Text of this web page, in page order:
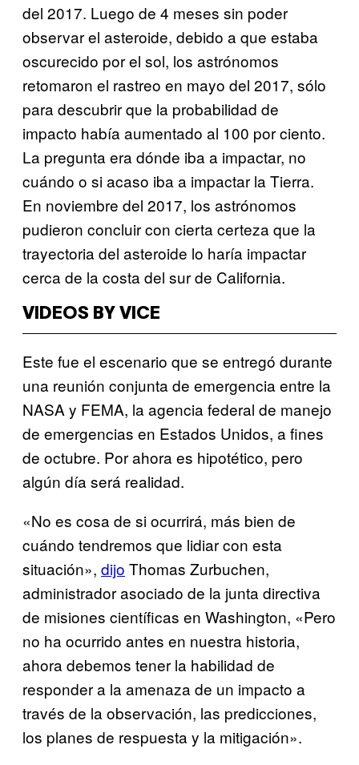
del 2017. Luego de 4 meses sin poder
observar el asteroide, debido a que estaba
oscurecido por el sol, los astrónomos
retomaron el rastreo en mayo del 2017, sólo
para descubrir que la probabilidad de
impacto había aumentado al 100 por ciento.
La pregunta era dónde iba a impactar, no
cuándo o si acaso iba a impactar la Tierra.
En noviembre del 2017, los astrónomos
pudieron concluir con cierta certeza que la
trayectoria del asteroide lo haría impactar
cerca de la costa del sur de California.
VIDEOS BY VICE
Este fue el escenario que se entregó durante
una reunión conjunta de emergencia entre la
NASA y FEMA, la agencia federal de manejo
de emergencias en Estados Unidos, a fines
de octubre. Por ahora es hipotético, pero
algún día será realidad.
«No es cosa de si ocurrirá, más bien de
cuándo tendremos que lidiar con esta
situación», dijo Thomas Zurbuchen,
administrador asociado de la junta directiva
de misiones científicas en Washington, «Pero
no ha ocurrido antes en nuestra historia,
ahora debemos tener la habilidad de
responder a la amenaza de un impacto a
través de la observación, las predicciones,
los planes de respuesta y la mitigación».